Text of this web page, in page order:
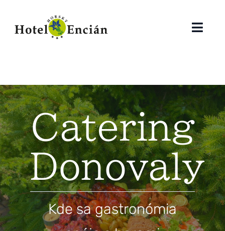
obsah
Wellness
Firmy
Raňajky
Catering
Galéria
Catering
Donovaly
Kde sa gastronómia